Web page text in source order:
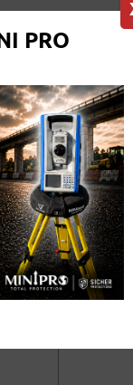
PRO
a